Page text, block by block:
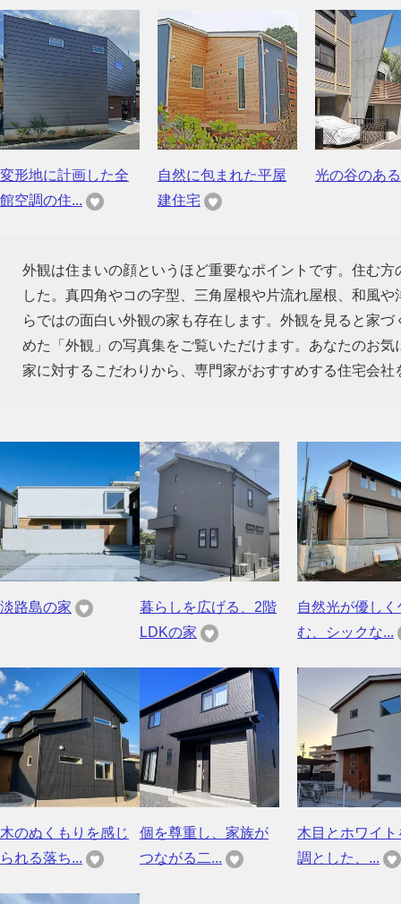
変形地に計画した全
館空調の住...
自然に包まれた平屋
建住宅
光の谷のあ
外観は住まいの顔というほど重要なポイントです。住む
した。真四角やコの字型、三角屋根や片流れ屋根、和風
らではの面白い外観の家も存在します。外観を見ると家
めた「外観」の写真集をご覧いただけます。あなたのお
家に対するこだわりから、専門家がおすすめする住宅会社
淡路島の家
暮らしを広げる、2階
LDKの家
自然光が優しく
む、シックな...
木のぬくもりを感じ
られる落ち...
個を尊重し、家族が
つながる二...
木目とホワイト
調とした、...